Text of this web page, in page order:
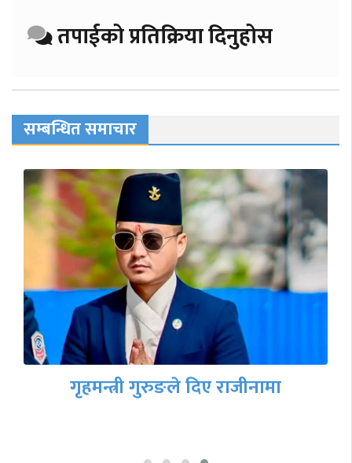
तपाईको प्रतिक्रिया दिनुहोस
सम्बन्धित समाचार
गृहमन्त्री गुरुङले दिए राजीनामा